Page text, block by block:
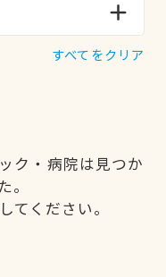
すべてをクリア
ク・病院は見つか
。
てください。